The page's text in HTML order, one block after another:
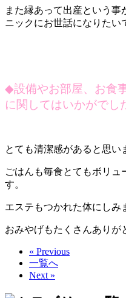
また縁あって出産という事
ニックにお世話になりたい
◆設備やお部屋、お食
に関してはいかがでし
とても清潔感があると思い
ごはんも毎食とてもボリ
す。
エステもつかれた体にしみ
おみやげもたくさんありが
« Previous
一覧へ
Next »